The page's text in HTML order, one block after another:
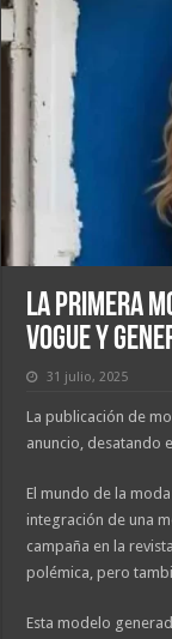
La primera
Vogue y
31 julio, 2025
La publicación de
anuncio, desatando
El mundo de la
integración de una
campaña en la
polémica, pero
Esta modelo